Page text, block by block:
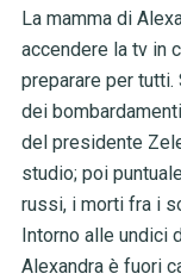
La mamma di
accendere la tv in
preparare per
dei
del presidente
studio; poi
russi, i morti fra i
Intorno alle undici
Alexandra è fuori